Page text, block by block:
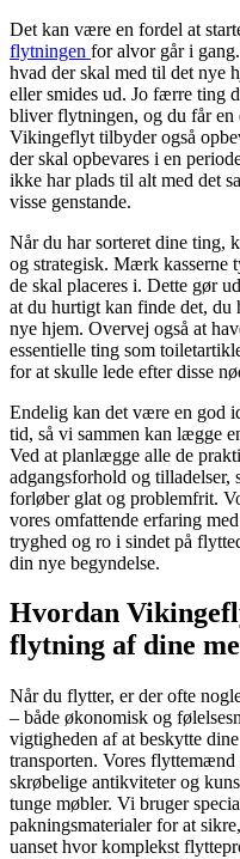
Det kan være en fordel at
flytningen for alvor går i
hvad der skal med til det nye
eller smides ud. Jo færre ting
bliver flytningen, og du får en
Vikingeflyt tilbyder også
der skal opbevares i en
ikke har plads til alt med det
visse genstande.
Når du har sorteret dine ting,
og strategisk. Mærk kasserne
de skal placeres i. Dette gør
at du hurtigt kan finde det,
nye hjem. Overvej også at
essentielle ting som
for at skulle lede efter disse
Endelig kan det være en god
tid, så vi sammen kan lægge
Ved at planlægge alle de
adgangsforhold og tilladelser,
forløber glat og problemfrit.
vores omfattende erfaring
tryghed og ro i sindet på
din nye begyndelse.
Hvordan
flytning af dine
Når du flytter, er der ofte
– både økonomisk og
vigtigheden af at beskytte
transporten. Vores flyttemænd
skrøbelige antikviteter og
tunge møbler. Vi bruger
pakningsmaterialer for at
uanset hvor komplekst